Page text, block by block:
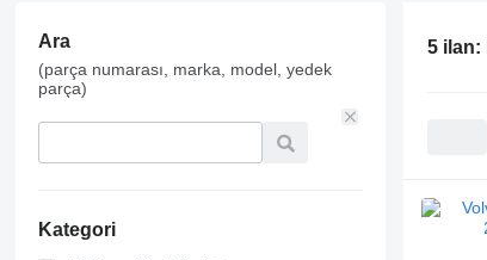
Ara
(parça numarası, marka, model, yedek
parça)
Kategori
5 ilan: